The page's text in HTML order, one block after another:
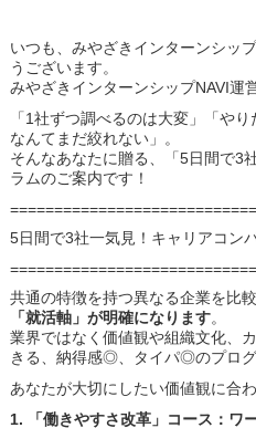
いつも、みやざきインターンシッ
うございます。
みやざきインターンシップNAVI運
「1社ずつ調べるのは大変」「や
なんてまだ絞れない」。
そんなあなたに贈る、「5日間で3
ラムのご案内です！
5日間で3社一気見！キャリアコン
共通の特徴を持つ異なる企業を比較
「就活軸」が明確になります。
業界ではなく価値観や組織文化、
きる、納得感◎、タイパ◎のプログ
あなたが大切にしたい価値観に合
1. 「働きやすさ改革」コース：ワ